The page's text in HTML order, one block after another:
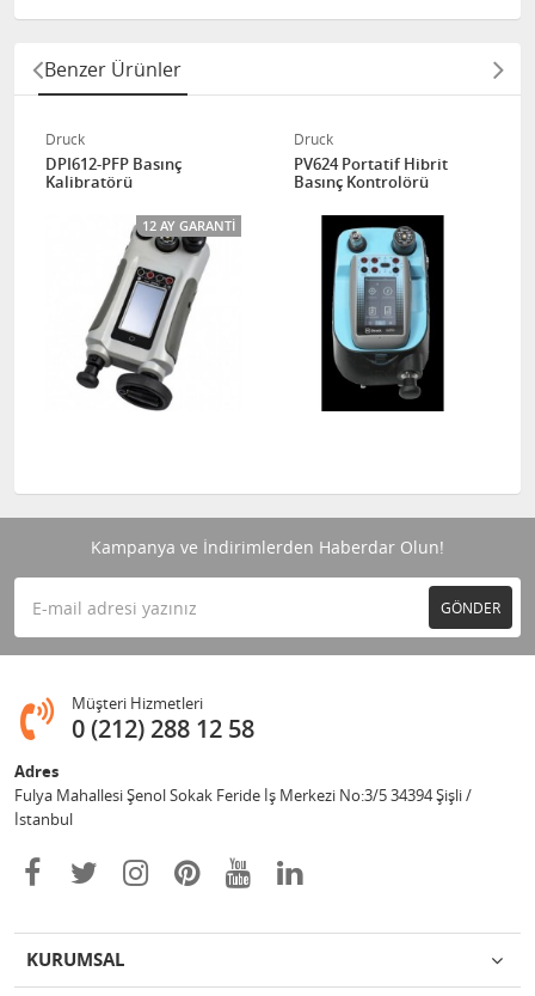
Benzer Ürünler
Druck
DPI612-PFP Basınç
Kalibratörü
12 AY GARANTI
Druck
PV624 Portatif Hibrit
Basınç Kontrolörü
Kampanya ve İndirimlerden Haberdar Olun!
GÖNDER
Müşteri Hizmetleri
0 (212) 288 12 58
Adres
Fulya Mahallesi Şenol Sokak Feride İş Merkezi No:3/5 34394 Şişli /
İstanbul
KURUMSAL